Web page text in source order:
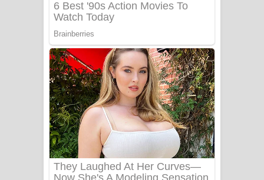
ගීතයේ පද පෙළ
PATHINIYE Song Lyrics - පතිනියනේ
ගීතයේ පද පෙළ
Sorry Sir Song Lyrics - සොරි සර්
ගීතයේ පද පෙළ
Mathaka Aluthin Liyanna Song Lyrics
- මතක අලුතින් ලියන්න ගීතයේ පද පෙළ